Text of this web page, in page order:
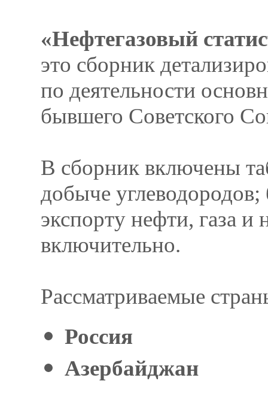
«Нефтегазовый
это сборник
по деятельности
бывшего Советского
В сборник включены
добыче
экспорту нефти, газа
включительно.
Рассматриваемые
Россия
Азербайджан